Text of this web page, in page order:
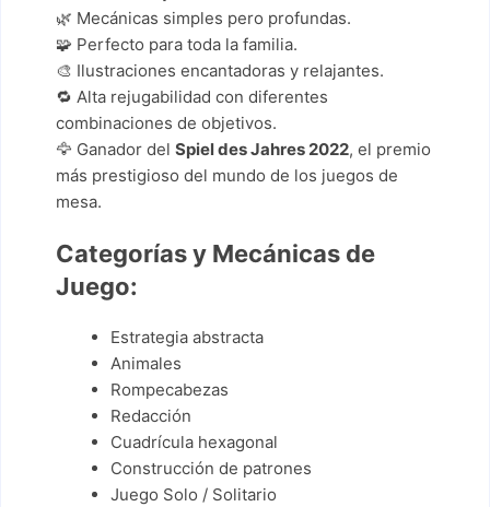
🌿 Mecánicas simples pero profundas.
🧩 Perfecto para toda la familia.
🎨 Ilustraciones encantadoras y relajantes.
🔁 Alta rejugabilidad con diferentes
combinaciones de objetivos.
🦅 Ganador del Spiel des Jahres 2022, el premio
más prestigioso del mundo de los juegos de
mesa.
Categorías y Mecánicas de
Juego:
Estrategia abstracta
Animales
Rompecabezas
Redacción
Cuadrícula hexagonal
Construcción de patrones
Juego Solo / Solitario